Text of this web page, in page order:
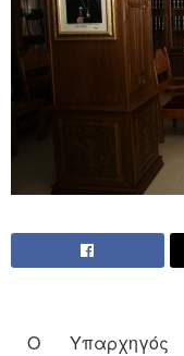
Ο Υπαρχηγός